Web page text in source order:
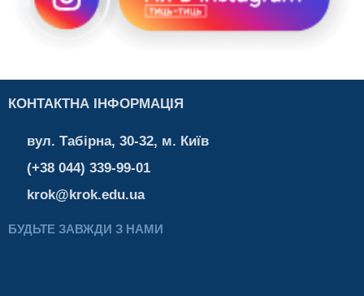
КОНТАКТНА ІНФОРМАЦІЯ
вул. Табірна, 30-32, м. Київ
(+38 044) 339-99-01
krok@krok.edu.ua
БУДЬТЕ ЗАВЖДИ З НАМИ